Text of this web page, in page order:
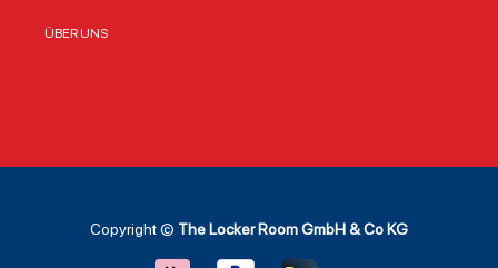
ÜBER UNS
Copyright © The Locker Room GmbH & Co KG